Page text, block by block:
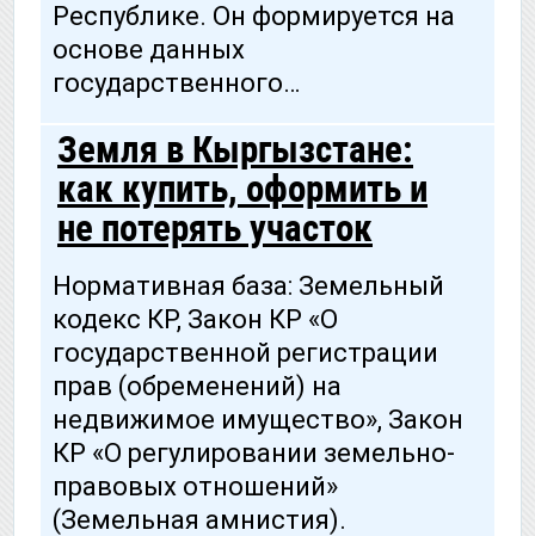
Республике. Он формируется на
основе данных
государственного…
Земля в Кыргызстане:
как купить, оформить и
не потерять участок
Нормативная база: Земельный
кодекс КР, Закон КР «О
государственной регистрации
прав (обременений) на
недвижимое имущество», Закон
КР «О регулировании земельно-
правовых отношений»
(Земельная амнистия).